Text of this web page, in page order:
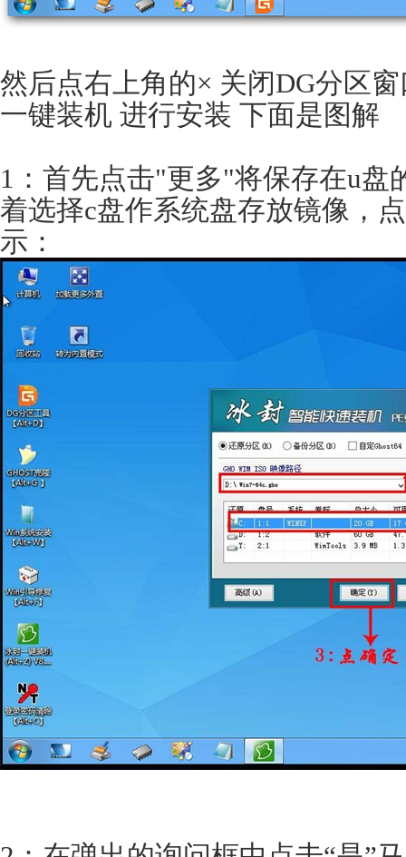
然后点右上角的× 关闭DG分区
一键装机 进行安装 下面是图解
1：首先点击"更多"将保存在u盘
着选择c盘作系统盘存放镜像，
示：